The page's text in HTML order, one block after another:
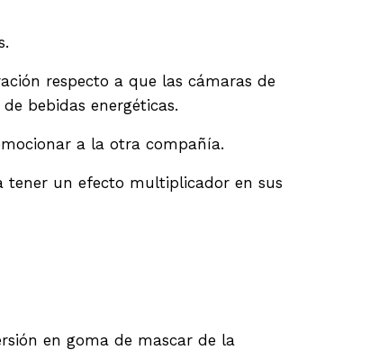
respecto a que las cámaras de
bebidas energéticas.
a la otra compañía.
tener un efecto multiplicador en sus
en goma de mascar de la